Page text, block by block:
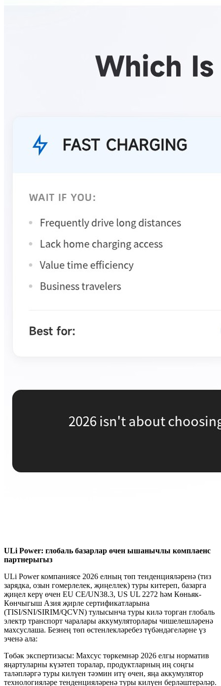
ULi Power: глобаль базарлар өчен ышанычлы комплаенс
партнерыгыз
ULi Power компаниясе 2026 елның төп тенденцияләренә (тиз
зарядка, озын гомерлелек, җиңеллек) туры китереп, базарга
җиңел керү өчен EU CE/UN38.3, US UL 2272 һәм Көньяк-
Көнчыгыш Азия җирле сертификатларына
(TISI/SNI/SIRIM/QCVN) тулысынча туры килә торган глобаль
электр транспорт чаралары аккумуляторлары чишелешләренә
махсуслаша. Безнең төп өстенлекләребез түбәндәгеләрне үз
эченә ала:
Төбәк экспертизасы: Махсус төркемнәр 2026 елгы норматив
яңартуларны күзәтеп торалар, продуктларның иң соңгы
таләпләргә туры килүен тәэмин итү өчен, яңа аккумулятор
технологияләре тенденцияләренә туры килүен берләштерәләр.